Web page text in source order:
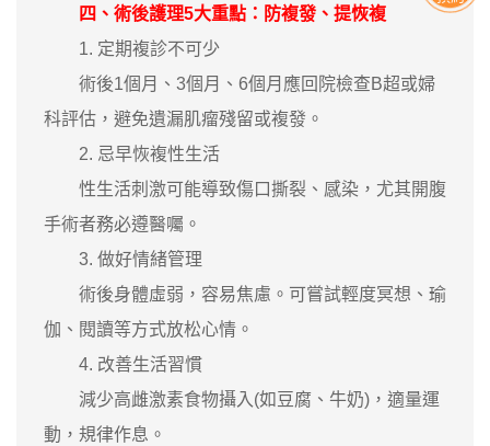
四、術後護理5大重點：防複發、提恢複
1. 定期複診不可少
術後1個月、3個月、6個月應回院檢查B超或婦
科評估，避免遺漏肌瘤殘留或複發。
2. 忌早恢複性生活
性生活刺激可能導致傷口撕裂、感染，尤其開腹
手術者務必遵醫囑。
3. 做好情緒管理
術後身體虛弱，容易焦慮。可嘗試輕度冥想、瑜
伽、閱讀等方式放松心情。
4. 改善生活習慣
減少高雌激素食物攝入(如豆腐、牛奶)，適量運
動，規律作息。